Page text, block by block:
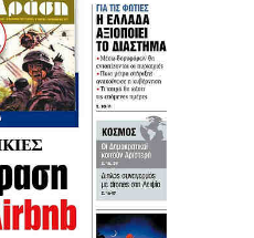
όπως αναφέρθηκε,
πρόγραμμα, το οποίο
χρηματοδοτήσεις,
σαφή
και πλήρη
Ιδιαίτερη σημασία
των διαθέσιμων πόρων,
ελλείψεις και ανισότητες
και να ενισχυθούν κατά